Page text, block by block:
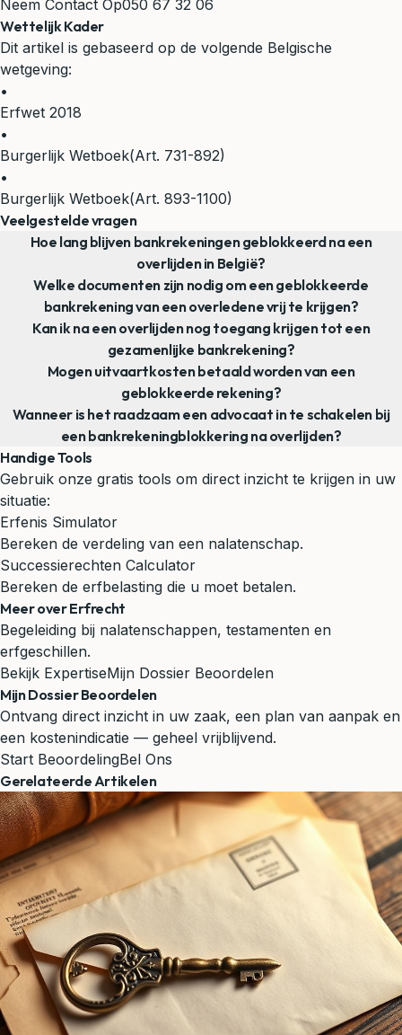
Neem Contact Op050 67 32 06
Wettelijk Kader
Dit artikel is gebaseerd op de volgende Belgische
wetgeving:
•
Erfwet 2018
•
Burgerlijk Wetboek(Art. 731-892)
•
Burgerlijk Wetboek(Art. 893-1100)
Veelgestelde vragen
Hoe lang blijven bankrekeningen geblokkeerd na een
overlijden in België?
Welke documenten zijn nodig om een geblokkeerde
bankrekening van een overledene vrij te krijgen?
Kan ik na een overlijden nog toegang krijgen tot een
gezamenlijke bankrekening?
Mogen uitvaartkosten betaald worden van een
geblokkeerde rekening?
Wanneer is het raadzaam een advocaat in te schakelen bij
een bankrekeningblokkering na overlijden?
Handige Tools
Gebruik onze gratis tools om direct inzicht te krijgen in uw
situatie:
Erfenis Simulator
Bereken de verdeling van een nalatenschap.
Successierechten Calculator
Bereken de erfbelasting die u moet betalen.
Meer over Erfrecht
Begeleiding bij nalatenschappen, testamenten en
erfgeschillen.
Bekijk ExpertiseMijn Dossier Beoordelen
Mijn Dossier Beoordelen
Ontvang direct inzicht in uw zaak, een plan van aanpak en
een kostenindicatie — geheel vrijblijvend.
Start BeoordelingBel Ons
Gerelateerde Artikelen